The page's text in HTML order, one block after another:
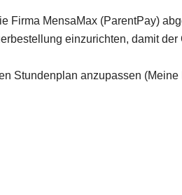
Firma MensaMax (ParentPay)
einzurichten, damit
Stundenplan anzupassen